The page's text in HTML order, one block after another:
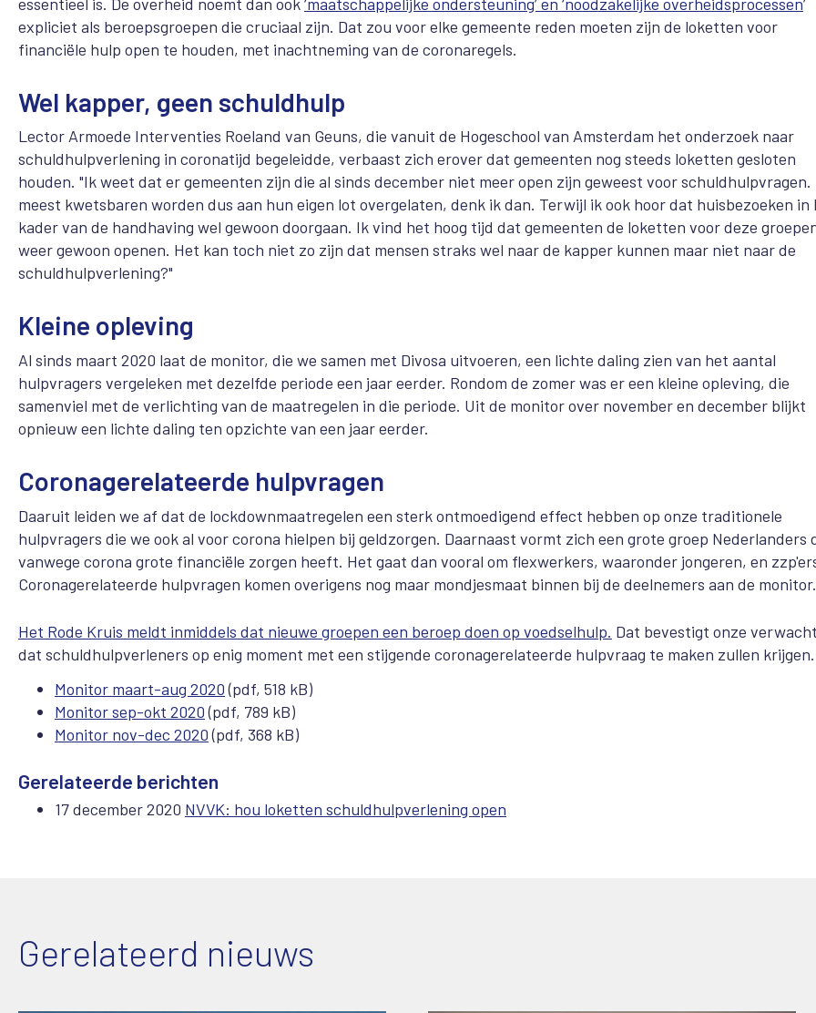
expliciet als beroepsgroepen die cruciaal zijn. Dat zou voor elke gemeente reden moeten zijn de loketten voor
financiële hulp open te houden, met inachtneming van de coronaregels.
Wel kapper, geen schuldhulp
Lector Armoede Interventies Roeland van Geuns, die vanuit de Hogeschool van Amsterdam het onderzoek naar
schuldhulpverlening in coronatijd begeleidde, verbaast zich erover dat gemeenten nog steeds loketten gesloten
houden. "Ik weet dat er gemeenten zijn die al sinds december niet meer open zijn geweest voor schuldhulpvragen.
meest kwetsbaren worden dus aan hun eigen lot overgelaten, denk ik dan. Terwijl ik ook hoor dat huisbezoeken in
kader van de handhaving wel gewoon doorgaan. Ik vind het hoog tijd dat gemeenten de loketten voor deze
weer gewoon openen. Het kan toch niet zo zijn dat mensen straks wel naar de kapper kunnen maar niet naar de
schuldhulpverlening?"
Kleine opleving
Al sinds maart 2020 laat de monitor, die we samen met Divosa uitvoeren, een lichte daling zien van het aantal
hulpvragers vergeleken met dezelfde periode een jaar eerder. Rondom de zomer was er een kleine opleving, die
samenviel met de verlichting van de maatregelen in die periode. Uit de monitor over november en december blijkt
opnieuw een lichte daling ten opzichte van een jaar eerder.
Coronagerelateerde hulpvragen
Daaruit leiden we af dat de lockdownmaatregelen een sterk ontmoedigend effect hebben op onze traditionele
hulpvragers die we ook al voor corona hielpen bij geldzorgen. Daarnaast vormt zich een grote groep Nederlanders
vanwege corona grote financiële zorgen heeft. Het gaat dan vooral om flexwerkers, waaronder jongeren, en
Coronagerelateerde hulpvragen komen overigens nog maar mondjesmaat binnen bij de deelnemers aan de monitor.
Het Rode Kruis meldt inmiddels dat nieuwe groepen een beroep doen op voedselhulp. Dat bevestigt onze
dat schuldhulpverleners op enig moment met een stijgende coronagerelateerde hulpvraag te maken zullen krijgen.
Monitor maart-aug 2020(pdf, 518 kB)
Monitor sep-okt 2020(pdf, 789 kB)
Monitor nov-dec 2020(pdf, 368 kB)
Gerelateerde berichten
17 december 2020 NVVK: hou loketten schuldhulpverlening open
Gerelateerd nieuws